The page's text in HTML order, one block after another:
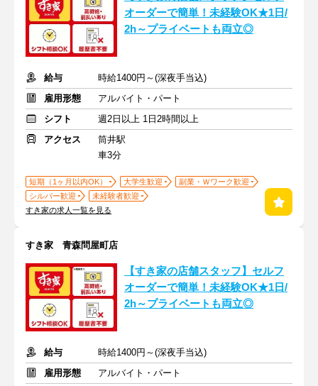
オーダーで簡単！未経験OK★1日/
2h～プライベートも両立◎
給与
時給1400円～(深夜手当込)
雇用形態
アルバイト・パート
シフト
週2日以上 1日2時間以上
アクセス
筒井駅
車3分
短期（1ヶ月以内OK） 大学生歓迎
副業・Ｗワーク歓迎
シルバー歓迎
未経験者歓迎
すき家の求人一覧を見る
すき家 青森問屋町店
【すき家の店舗スタッフ】セルフ
オーダーで簡単！未経験OK★1日/
2h～プライベートも両立◎
給与
時給1400円～(深夜手当込)
雇用形態
アルバイト・パート